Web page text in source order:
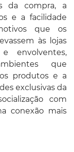
da compra, a
e a facilidade
que os
às lojas
envolventes,
que
produtos e a
exclusivas da
com
conexão mais